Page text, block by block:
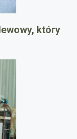
który